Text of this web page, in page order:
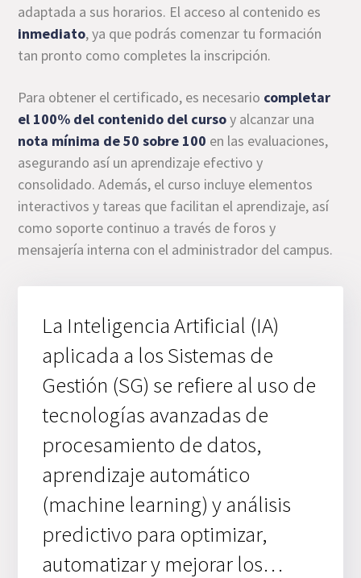
adaptada a sus horarios. El acceso al contenido es
inmediato, ya que podrás comenzar tu formación
tan pronto como completes la inscripción.
Para obtener el certificado, es necesario completar
el 100% del contenido del cursoy alcanzar una
nota mínima de 50 sobre 100 en las evaluaciones,
asegurando así un aprendizaje efectivo y
consolidado. Además, el curso incluye elementos
interactivos y tareas que facilitan el aprendizaje, así
como soporte continuo a través de foros y
mensajería interna con el administrador del campus.
La Inteligencia Artificial (IA)
aplicada a los Sistemas de
Gestión (SG) se refiere al uso de
tecnologías avanzadas de
procesamiento de datos,
aprendizaje automático
(machine learning) y análisis
predictivo para optimizar,
automatizar y mejorar los…